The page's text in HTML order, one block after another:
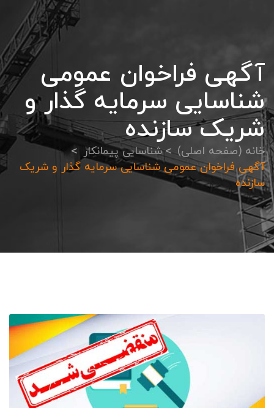
آگهی فراخوان عمومی
شناسایی سرمایه گذار و
شریک سازنده
خانه (صفحه اصلی)
شناسایی پیمانکار
آگهی فراخوان عمومی شناسایی سرمایه گذار و شریک
سازنده